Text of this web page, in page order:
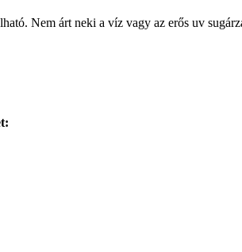
Nem árt neki a víz vagy az erős uv